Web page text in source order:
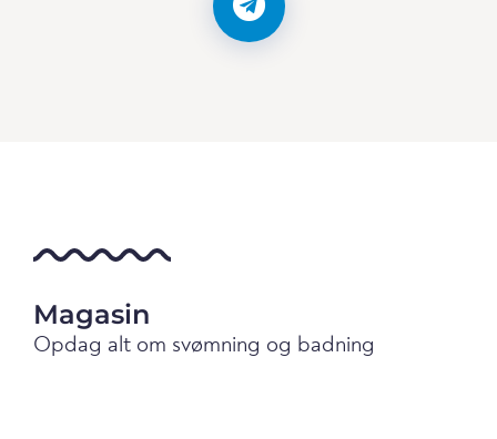
Magasin
Opdag alt om svømning og badning